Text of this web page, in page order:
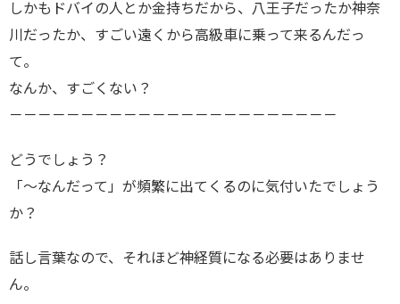
しかもドバイの人とか金持ちだから、八王子だったか神奈
川だったか、すごい遠くから高級車に乗って来るんだっ
て。
なんか、すごくない？
－－－－－－－－－－－－－－－－－－－－－－－
どうでしょう？
「～なんだって」が頻繁に出てくるのに気付いたでしょう
か？
話し言葉なので、それほど神経質になる必要はありませ
ん。